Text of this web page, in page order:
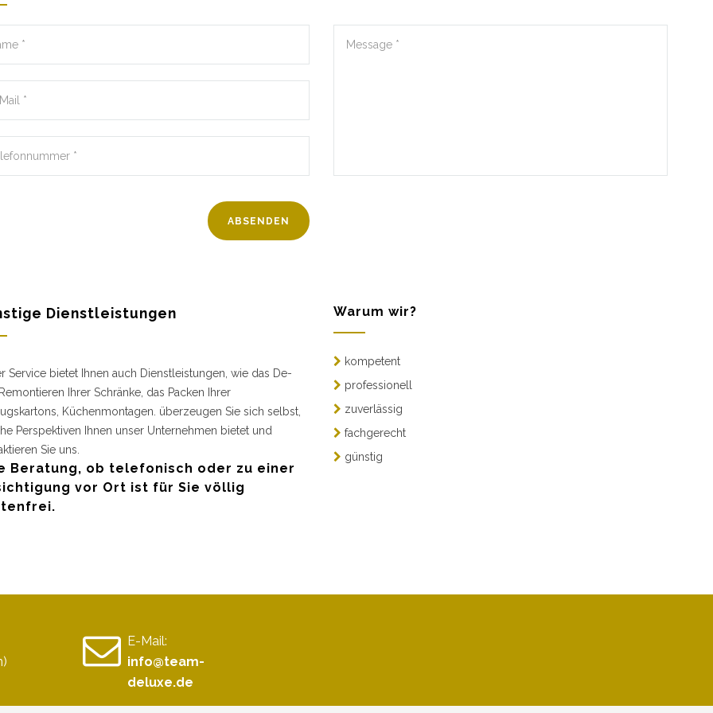
Dienstleistungen
Service bietet Ihnen auch Dienstleistungen, wie das De-
Ihrer Schränke, das Packen Ihrer
Küchenmontagen. überzeugen Sie sich selbst,
Perspektiven Ihnen unser Unternehmen bietet und
Sie uns.
Beratung, ob telefonisch oder zu einer
vor Ort ist für Sie völlig
Warum wir?
kompetent
professionell
zuverlässig
fachgerecht
günstig
E-Mail:
info@team-
deluxe.de